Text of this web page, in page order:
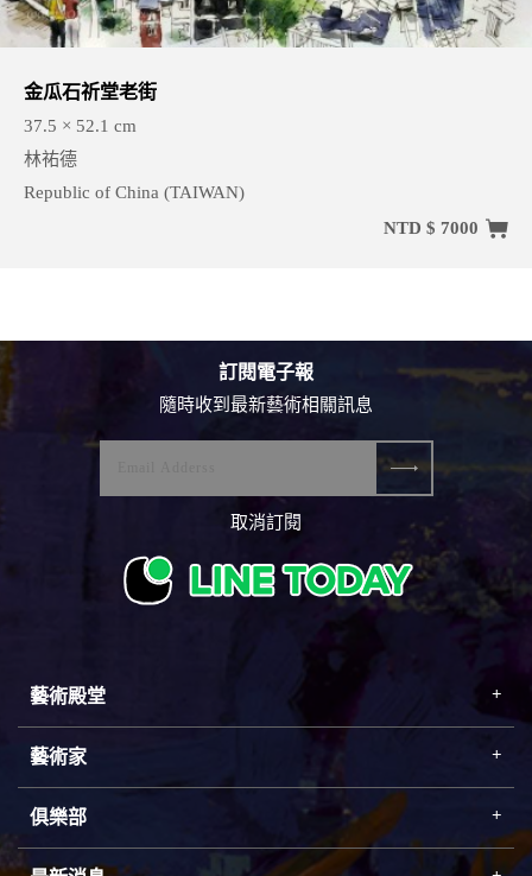
金瓜石祈堂老街
37.5 × 52.1 cm
林祐德
Republic of China (TAIWAN)
NTD $ 7000
藝術殿堂
藝術家
俱樂部
訂閱電子報
隨時收到最新藝術相關訊息
取消訂閱